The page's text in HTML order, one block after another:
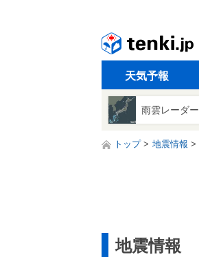
天気予報
雨雲レーダー
トップ 地震情報
地震情報